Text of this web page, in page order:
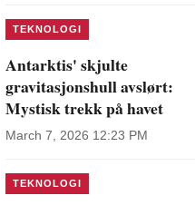
TEKNOLOGI
Antarktis' skjulte
gravitasjonshull avslørt:
Mystisk trekk på havet
March 7, 2026 12:23 PM
TEKNOLOGI